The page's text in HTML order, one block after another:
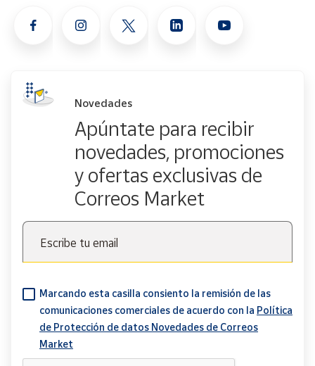
Novedades
Apúntate para recibir
novedades, promociones
y ofertas exclusivas de
Correos Market
Escribe tu email
Marcando esta casilla consiento la remisión de las
comunicaciones comerciales de acuerdo con la Política
de Protección de datos Novedades de Correos
Market